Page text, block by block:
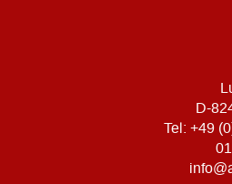
D-
Tel: +49